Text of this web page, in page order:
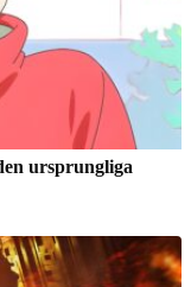
ursprungliga